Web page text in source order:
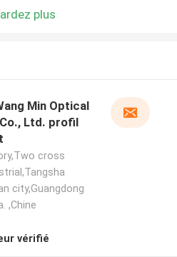
plus
Min Optical
Ltd. profil
cross
city,Guangdong
,Chine
vérifié